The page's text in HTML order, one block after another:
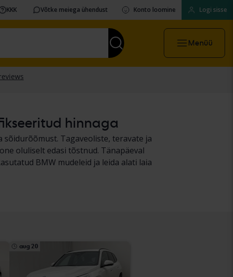
KKK Võtke meiega ühendust Konto loomine Logi sisse
Menüü
hinnaga
sõidurõõmust. Tagaveoliste, teravate ja
oluliselt edasi tõstnud. Tänapäeval
BMW mudeleid ja leida alati laia
aug 20